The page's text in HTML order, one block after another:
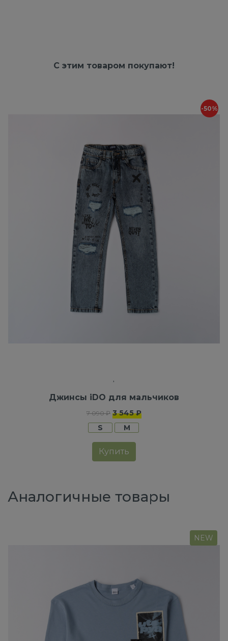
С этим товаром покупают!
-50%
Джинсы iDO для мальчиков
7 090 ₽ 3 545 ₽
S
M
Купить
Аналогичные товары
NEW